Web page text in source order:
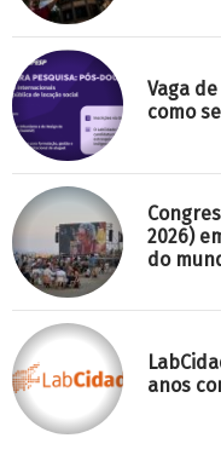
Vaga
como
2026)
do
anos